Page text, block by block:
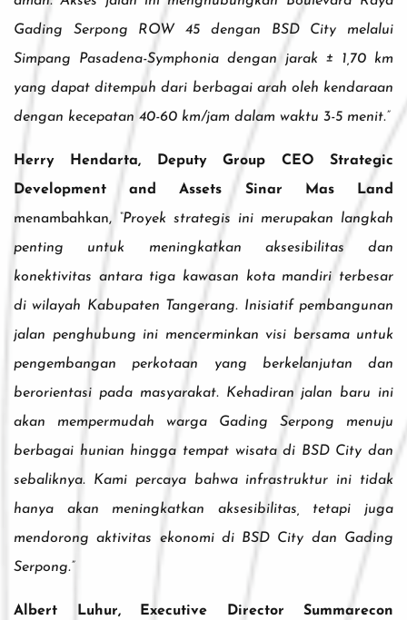
Gading Serpong ROW 45 dengan BSD City melalui
Simpang Pasadena-Symphonia dengan jarak ± 1,70 km
yang dapat ditempuh dari berbagai arah oleh kendaraan
dengan kecepatan 40-60 km/jam dalam waktu 3-5 menit.”
Herry Hendarta, Deputy Group CEO Strategic
Development and Assets Sinar Mas Land
menambahkan,
“Proyek strategis ini merupakan langkah
penting untuk meningkatkan aksesibilitas dan
konektivitas antara tiga kawasan kota mandiri terbesar
di wilayah Kabupaten Tangerang. Inisiatif pembangunan
jalan penghubung ini mencerminkan visi bersama untuk
pengembangan perkotaan yang berkelanjutan dan
berorientasi pada masyarakat. Kehadiran jalan baru ini
akan mempermudah warga Gading Serpong menuju
berbagai hunian hingga tempat wisata di BSD City dan
sebaliknya. Kami percaya bahwa infrastruktur ini tidak
hanya akan meningkatkan aksesibilitas, tetapi juga
mendorong aktivitas ekonomi di BSD City dan Gading
Serpong.”
Albert Luhur, Executive Director Summarecon